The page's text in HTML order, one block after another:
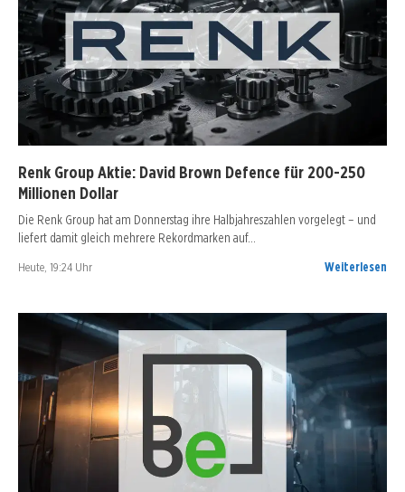
Renk Group Aktie: David Brown Defence für 200-250
Millionen Dollar
Die Renk Group hat am Donnerstag ihre Halbjahreszahlen vorgelegt – und
liefert damit gleich mehrere Rekordmarken auf…
Heute, 19:24 Uhr Weiterlesen